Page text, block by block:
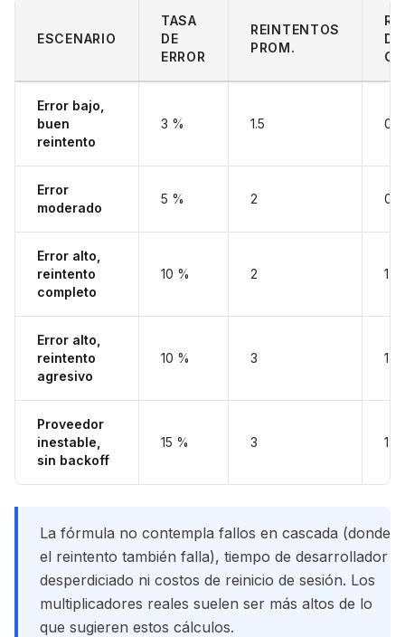
ESCENARIO
TASA
DE
ERROR
REINTENTOS
PROM.
DE
Error bajo,
buen
reintento
3 % 1.5 0.7
Error
moderado
5 % 2 0.8
Error alto,
reintento
completo
10 % 2 1.0
Error alto,
reintento
agresivo
10 % 3 1.0
Proveedor
inestable,
sin backoff
15 % 3 1.0
La fórmula no contempla fallos en cascada (donde
el reintento también falla), tiempo de desarrollador
desperdiciado ni costos de reinicio de sesión. Los
multiplicadores reales suelen ser más altos de lo
que sugieren estos cálculos.